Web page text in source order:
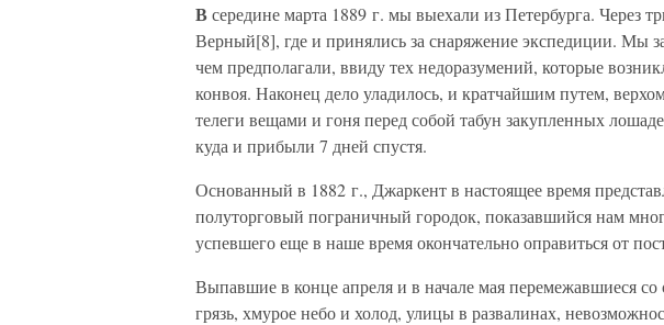
Всередине марта 1889 г. мы выехали из Петербурга. Через
Верный[8], где и принялись за снаряжение экспедиции. Мы
чем предполагали, ввиду тех недоразумений, которые
конвоя. Наконец дело уладилось, и кратчайшим путем,
телеги вещами и гоня перед собой табун закупленных
куда и прибыли 7 дней спустя.
Основанный в 1882 г., Джаркент в настоящее время
полуторговый пограничный городок, показавшийся нам
успевшего еще в наше время окончательно оправиться от
Выпавшие в конце апреля и в начале мая перемежавшиеся
грязь, хмурое небо и холод, улицы в развалинах,